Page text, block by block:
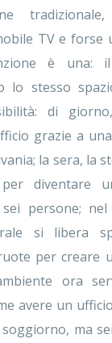
TV e forse
è una: il
lo stesso
di
grazie a
la sera, la
diventare
persone; nel
si libera
per creare
ora
avere un
ma